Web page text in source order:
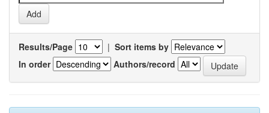
Results/Page | Sort items by
In order
Authors/record